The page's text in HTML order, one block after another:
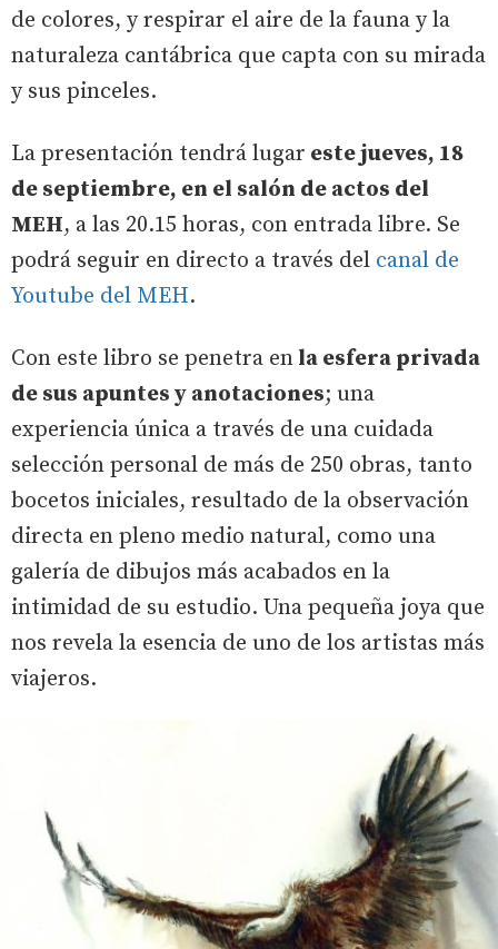
de colores, y respirar el aire de la fauna y la
naturaleza cantábrica que capta con su mirada
y sus pinceles.
La presentación tendrá lugar este jueves, 18
de septiembre, en el salón de actos del
MEH, a las 20.15 horas, con entrada libre. Se
podrá seguir en directo a través del canal de
Youtube del MEH.
Con este libro se penetra en la esfera privada
de sus apuntes y anotaciones; una
experiencia única a través de una cuidada
selección personal de más de 250 obras, tanto
bocetos iniciales, resultado de la observación
directa en pleno medio natural, como una
galería de dibujos más acabados en la
intimidad de su estudio. Una pequeña joya que
nos revela la esencia de uno de los artistas más
viajeros.